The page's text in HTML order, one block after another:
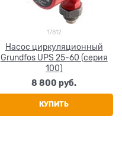
17812
Насос циркуляционный
Grundfos UPS 25-60 (серия
100)
8 800 руб.
КУПИТЬ